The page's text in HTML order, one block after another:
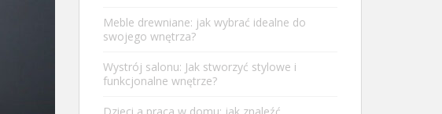
Meble drewniane: jak wybrać idealne do
swojego wnętrza?
Wystrój salonu: Jak stworzyć stylowe i
funkcjonalne wnętrze?